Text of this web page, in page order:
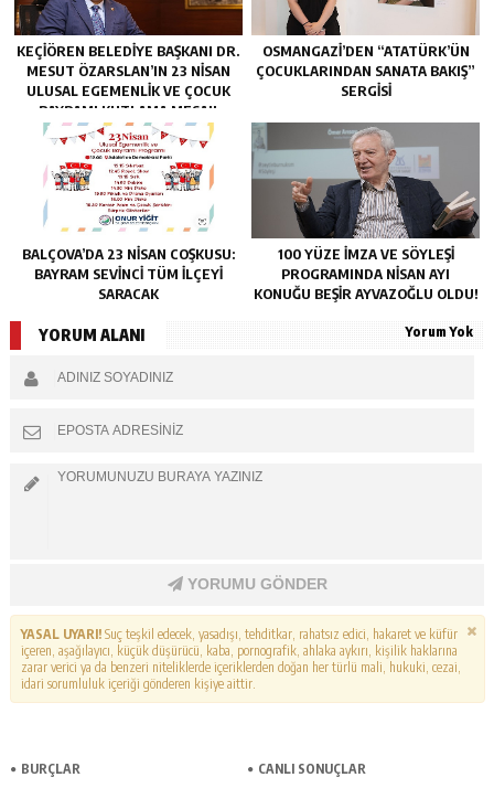
KEÇIÖREN BELEDIYE BAŞKANI DR.
MESUT ÖZARSLAN’IN 23 NISAN
ULUSAL EGEMENLIK VE ÇOCUK
BAYRAMI KUTLAMA MESAJI
OSMANGAZI’DEN “ATATÜRK’ÜN
ÇOCUKLARINDAN SANATA BAKIŞ”
SERGISI
BALÇOVA’DA 23 NISAN COŞKUSU:
BAYRAM SEVINCI TÜM İLÇEYI
SARACAK
100 YÜZE İMZA VE SÖYLEŞI
PROGRAMINDA NISAN AYI
KONUĞU BEŞIR AYVAZOĞLU OLDU!
YORUM ALANI Yorum Yok
YORUMU GÖNDER
YASAL UYARI!Suç teşkil edecek, yasadışı, tehditkar, rahatsız edici, hakaret ve küfür
içeren, aşağılayıcı, küçük düşürücü, kaba, pornografik, ahlaka aykırı, kişilik haklarına
zarar verici ya da benzeri niteliklerde içeriklerden doğan her türlü mali, hukuki, cezai,
idari sorumluluk içeriği gönderen kişiye aittir.
BURÇLAR CANLI SONUÇLAR